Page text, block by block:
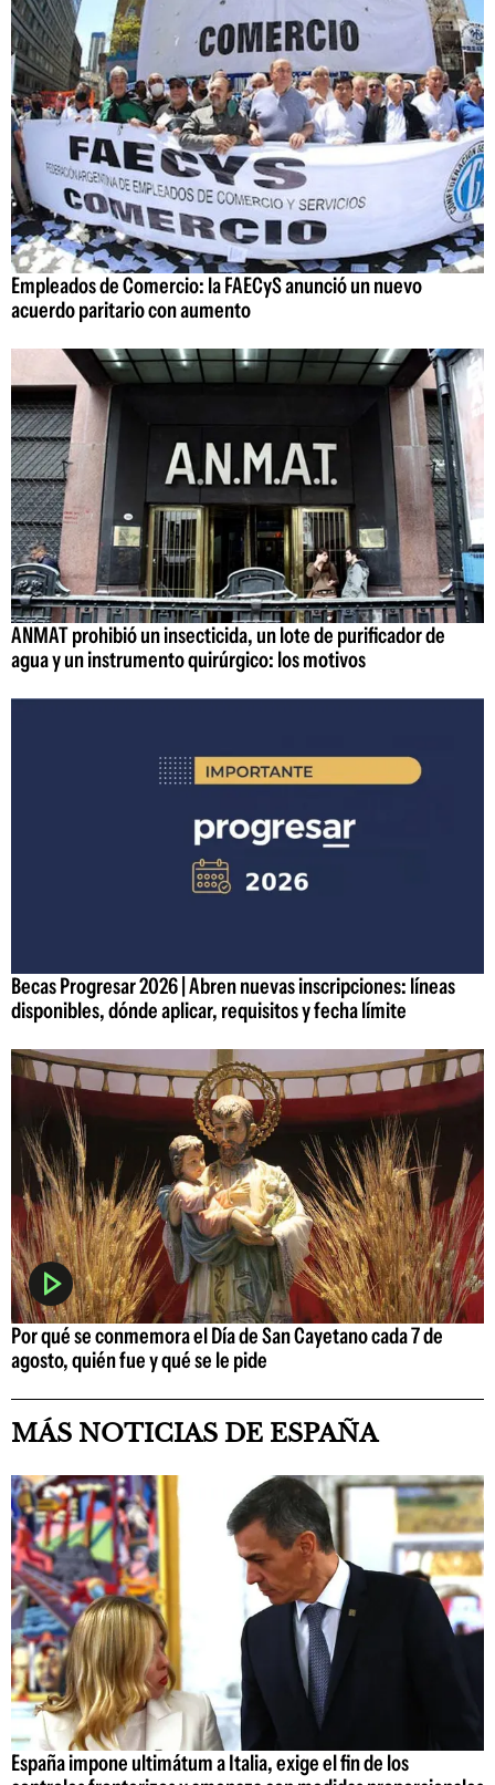
Empleados de Comercio: la FAECyS anunció un nuevo
acuerdo paritario con aumento
ANMAT prohibió un insecticida, un lote de purificador de
agua y un instrumento quirúrgico: los motivos
Becas Progresar 2026 | Abren nuevas inscripciones: líneas
disponibles, dónde aplicar, requisitos y fecha límite
Por qué se conmemora el Día de San Cayetano cada 7 de
agosto, quién fue y qué se le pide
MÁS NOTICIAS DE ESPAÑA
España impone ultimátum a Italia, exige el fin de los